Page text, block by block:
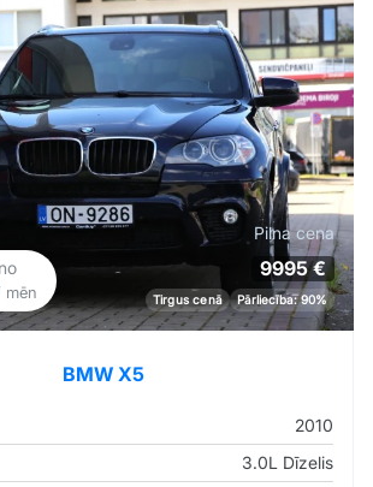
mēn
Pilna cena
9995 €
Tirgus cenā Pārliecība: 90%
BMW X5
2010
3.0L Dīzelis